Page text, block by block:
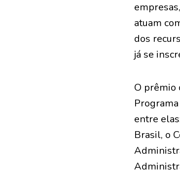
atuam
dos
já se
O prêmio
entre
Brasil, o